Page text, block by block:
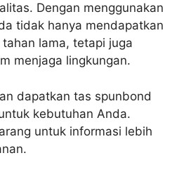
Dengan menggunakan
tidak hanya mendapatkan
lama, tetapi juga
menjaga lingkungan.
dapatkan tas spunbond
kebutuhan Anda.
untuk informasi lebih